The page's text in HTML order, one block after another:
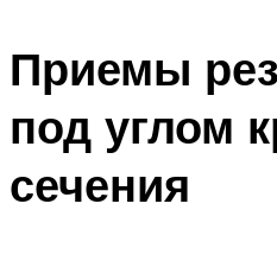
Приемы
под углом
сечения